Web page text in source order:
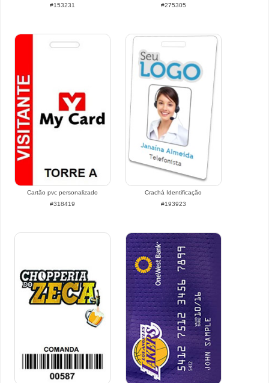
#153231
#275305
Cartão pvc personalizado
#318419
Crachá Identificação
#193923